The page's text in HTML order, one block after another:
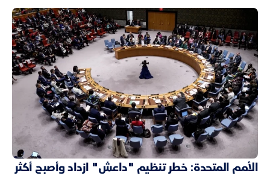
الأمم المتحدة: خطر تنظيم "داعش" ازداد وأصبح أكثر